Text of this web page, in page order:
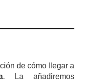
de cómo llegar a
. La añadiremos